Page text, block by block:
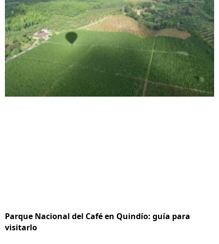
Parque Nacional del Café en Quindío: guía para
visitarlo